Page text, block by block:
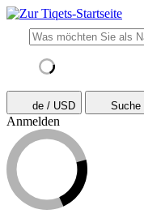
de / USD Suche
Anmelden